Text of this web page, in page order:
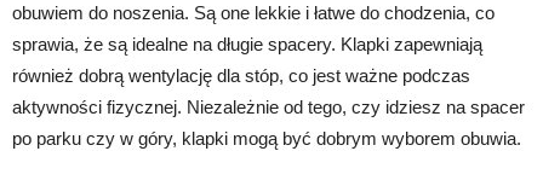
obuwiem do noszenia. Są one lekkie i łatwe do chodzenia, co
sprawia, że są idealne na długie spacery. Klapki zapewniają
również dobrą wentylację dla stóp, co jest ważne podczas
aktywności fizycznej. Niezależnie od tego, czy idziesz na spacer
po parku czy w góry, klapki mogą być dobrym wyborem obuwia.